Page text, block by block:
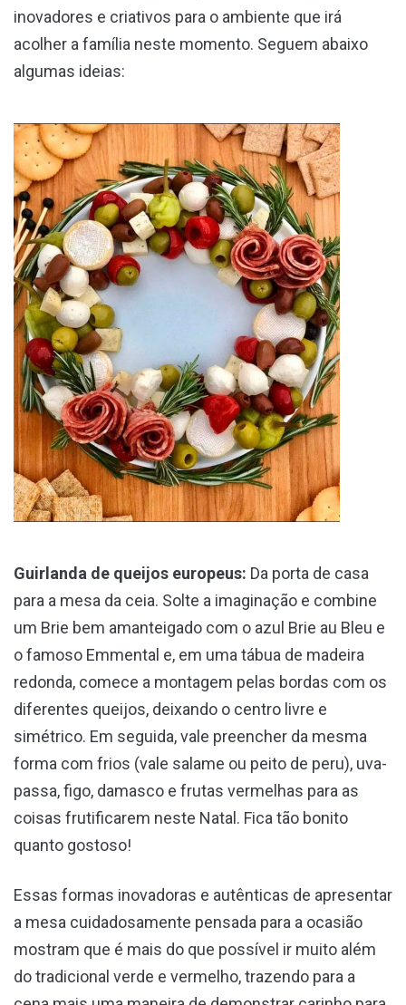
inovadores e criativos para o ambiente que irá
acolher a família neste momento. Seguem abaixo
algumas ideias:
Guirlanda de queijos europeus: Da porta de casa
para a mesa da ceia. Solte a imaginação e combine
um Brie bem amanteigado com o azul Brie au Bleu e
o famoso Emmental e, em uma tábua de madeira
redonda, comece a montagem pelas bordas com os
diferentes queijos, deixando o centro livre e
simétrico. Em seguida, vale preencher da mesma
forma com frios (vale salame ou peito de peru), uva-
passa, figo, damasco e frutas vermelhas para as
coisas frutificarem neste Natal. Fica tão bonito
quanto gostoso!
Essas formas inovadoras e autênticas de apresentar
a mesa cuidadosamente pensada para a ocasião
mostram que é mais do que possível ir muito além
do tradicional verde e vermelho, trazendo para a